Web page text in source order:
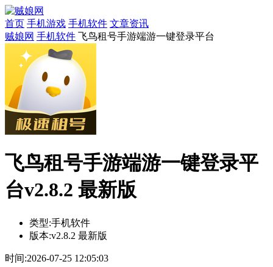
首页 手机游戏 手机软件 文章资讯
贼娘网 手机软件 飞鸟租号手游端游一键登录平台
飞鸟租号手游端游一键登录平
台v2.8.2 最新版
类型:手机软件
版本:v2.8.2 最新版
时间:2026-07-25 12:05:03